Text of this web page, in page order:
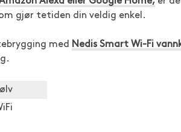
gjør tetiden din veldig enkel.
med Nedis Smart Wi-Fi